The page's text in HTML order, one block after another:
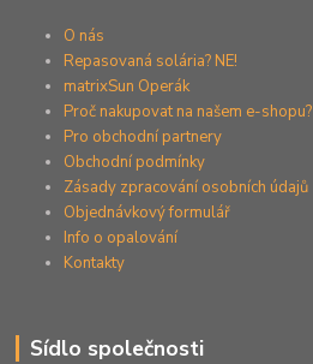
O nás
Repasovaná solária? NE!
matrixSun Operák
Proč nakupovat na našem e-shopu?
Pro obchodní partnery
Obchodní podmínky
Zásady zpracování osobních údajů
Objednávkový formulář
Info o opalování
Kontakty
Sídlo společnosti